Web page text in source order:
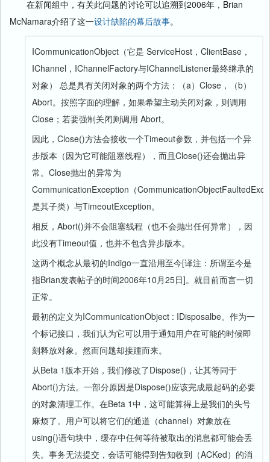
在新闻组中，有关此问题的讨论可以追溯到2006年，Brian
McNamara介绍了这一设计缺陷的幕后故事。
ICommunicationObject（它是 ServiceHost，ClientBase，
IChannel，IChannelFactory与IChannelListener最终继承的
对象） 总是具有关闭对象的两个方法：（a）Close，（b）
Abort。按照字面的理解，如果希望主动关闭对象，则调用
Close；若要强制关闭则调用 Abort。
因此，Close()方法会接收一个Timeout参数，并包括一个异
步版本（因为它可能阻塞线程），而且Close()还会抛出异
常。Close抛出的异常为
CommunicationException（
是其子类）与TimeoutException。
相反，Abort()并不会阻塞线程（也不会抛出任何异常），因
此没有Timeout值，也并不包含异步版本。
这两个概念从最初的Indigo一直沿用至今[译注：所谓至今是
指Brian发表帖子的时间2006年10月25日]。就目前而言一切
正常。
最初的定义为ICommunicationObject : IDisposalbe。作为一
个标记接口，我们认为它可以用于通知用户在可能的时候即
刻释放对象。然而问题却接踵而来。
从Beta 1版本开始，我们修改了Dispose()，让其等同于
Abort()方法。一部分原因是Dispose()应该完成最起码的必要
的对象清理工作。在Beta 1中，这可能算得上是我们的头号
麻烦了。用户可以将它们的通道（channel）对象放在
using()语句块中，缓存中任何等待被取出的消息都可能会丢
失。事务无法提交，会话可能得到告知收到（ACKed）的消